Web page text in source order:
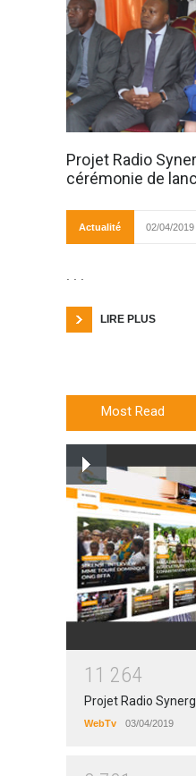
Projet Radio
cérémonie de
Actualité 02/04/2019
LIRE PLUS
Most Read
1 1 264
Projet Radio
WebTv 03/04/2019